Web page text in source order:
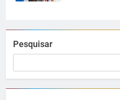
Pesquisar